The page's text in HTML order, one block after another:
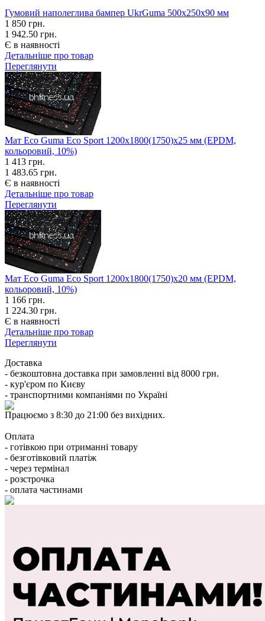
Гумовий наполеглива бампер UkrGuma 500х250х90 мм
1 850 грн.
1 942.50 грн.
Є в наявності
Детальніше про товар
Переглянути
Мат Eco Guma Eco Sport 1200х1800(1750)х25 мм (EPDM,
кольоровий, 10%)
1 413 грн.
1 483.65 грн.
Є в наявності
Детальніше про товар
Переглянути
Мат Eco Guma Eco Sport 1200х1800(1750)х20 мм (EPDM,
кольоровий, 10%)
1 166 грн.
1 224.30 грн.
Є в наявності
Детальніше про товар
Переглянути
Доставка
- безкоштовна доставка при замовленні від 8000 грн.
- кур'єром по Києву
- транспортними компаніями по Україні
Працюємо з 8:30 до 21:00 без вихідних.
Оплата
- готівкою при отриманні товару
- безготівковий платіж
- через термінал
- розстрочка
- оплата частинами